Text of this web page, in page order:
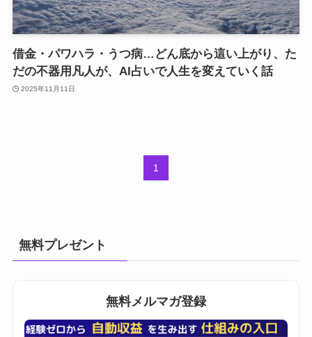
借金・パワハラ・うつ病…どん底から這い上がり、た
だの不器用凡人が、AI占いで人生を変えていく話
2025年11月11日
1
無料プレゼント
無料メルマガ登録